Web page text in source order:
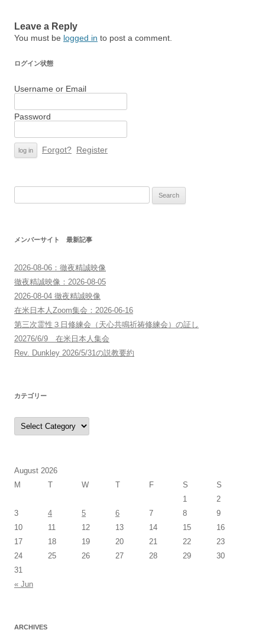
Leave a Reply
You must be logged in to post a comment.
ログイン状態
Username or Email
Password
Forgot? Register
メンバーサイト 最新記事
2026-08-06：徹夜精誠映像
徹夜精誠映像：2026-08-05
2026-08-04 徹夜精誠映像
在米日本人Zoom集会：2026-06-16
第三次霊性３日修練会（天心共鳴祈祷修練会）の証し
20276/6/9 在米日本人集会
Rev. Dunkley 2026/5/31の説教要約
カテゴリー
カ
テ
ゴ
August 2026
M
T W T F S
S
1
2
3
4 5 6 7 8
9
10
11 12 13 14 15
16
17
18 19 20 21 22
23
24
25 26 27 28 29
30
31
« Jun
ARCHIVES